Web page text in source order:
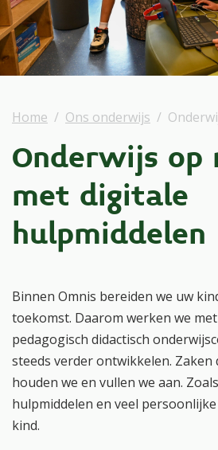
Home Ons onderwijs Onderwijs
Onderwijs op
met digitale
hulpmiddelen
Binnen Omnis bereiden we uw
toekomst. Daarom werken we
pedagogisch didactisch
steeds verder ontwikkelen. Zaken
houden we en vullen we aan.
hulpmiddelen en veel
kind.